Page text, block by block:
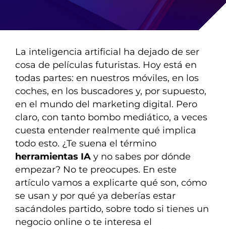
La inteligencia artificial ha dejado de ser
cosa de películas futuristas. Hoy está en
todas partes: en nuestros móviles, en los
coches, en los buscadores y, por supuesto,
en el mundo del marketing digital. Pero
claro, con tanto bombo mediático, a veces
cuesta entender realmente qué implica
todo esto. ¿Te suena el término
herramientas IA y no sabes por dónde
empezar? No te preocupes. En este
artículo vamos a explicarte qué son, cómo
se usan y por qué ya deberías estar
sacándoles partido, sobre todo si tienes un
negocio online o te interesa el